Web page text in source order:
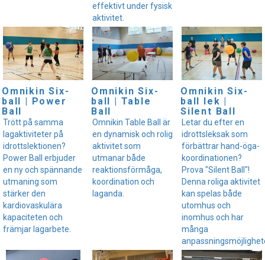
effektivt under fysisk
aktivitet.
Omnikin Six-
ball | Power
Ball
Trött på samma
lagaktiviteter på
idrottslektionen?
Power Ball erbjuder
en ny och spännande
utmaning som
stärker den
kardiovaskulära
kapaciteten och
främjar lagarbete.
Omnikin Six-
ball | Table
Ball
Omnikin Table Ball är
en dynamisk och rolig
aktivitet som
utmanar både
reaktionsförmåga,
koordination och
laganda.
Omnikin Six-
ball lek |
Silent Ball
Letar du efter en
idrottsleksak som
förbättrar hand-öga-
koordinationen?
Prova "Silent Ball"!
Denna roliga aktivitet
kan spelas både
utomhus och
inomhus och har
många